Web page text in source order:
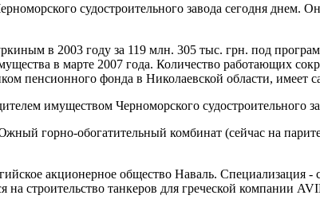
судостроительного завода сегодня днем.
в 2003 году за 119 млн. 305 тыс. грн. под
в марте 2007 года. Количество работающих
пенсионного фонда в Николаевской области, имеет
имуществом Черноморского судостроительного
горно-обогатительный комбинат (сейчас на
акционерное общество Наваль. Специализация -
строительство танкеров для греческой компании